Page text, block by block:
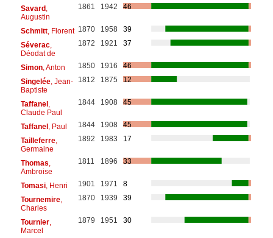
Savard ,
Augustin
1861 1942 46
Schmitt, Florent 1870 1958
39
Séverac,
Déodat de
1872 1921 37
Simon, Anton 1850 1916
46
Singelée, Jean-
Baptiste
1812 1875 12
Taffanel ,
Claude Paul
1844 1908 45
Taffanel , Paul 1844 1908
45
Tailleferre,
Germaine
1892 1983 17
Thomas,
Ambroise
1811 1896 33
Tomasi, Henri 1901 1971
8
Tournemire,
Charles
1870 1939 39
Tournier,
Marcel
1879 1951 30